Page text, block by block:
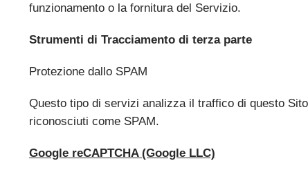
funzionamento o la fornitura del Servizio.
Strumenti di Tracciamento di terza parte
Protezione dallo SPAM
Questo tipo di servizi analizza il traffico di questo
riconosciuti come SPAM.
Google reCAPTCHA (Google LLC)